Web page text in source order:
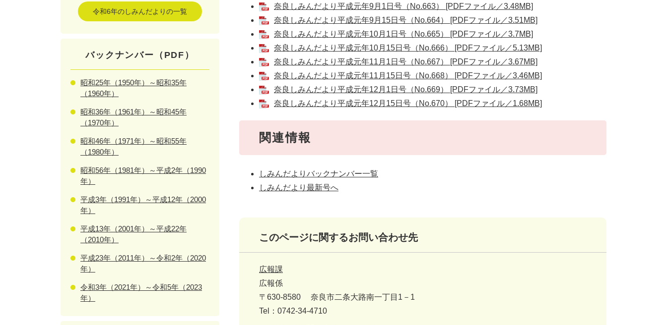
奈良しみんだより平成元年9月1日号（No.663） [PDFファイル／3.48MB]
奈良しみんだより平成元年9月15日号（No.664） [PDFファイル／3.51MB]
奈良しみんだより平成元年10月1日号（No.665） [PDFファイル／3.7MB]
奈良しみんだより平成元年10月15日号（No.666） [PDFファイル／5.13MB]
奈良しみんだより平成元年11月1日号（No.667） [PDFファイル／3.67MB]
奈良しみんだより平成元年11月15日号（No.668） [PDFファイル／3.46MB]
奈良しみんだより平成元年12月1日号（No.669） [PDFファイル／3.73MB]
奈良しみんだより平成元年12月15日号（No.670） [PDFファイル／1.68MB]
関連情報
しみんだよりバックナンバー一覧
しみんだより最新号へ
このページに関するお問い合わせ先
広報課
広報係
〒630-8580
奈良市二条大路南一丁目1－1
Tel：0742-34-4710
令和6年のしみんだよりの一覧
バックナンバー（PDF）
昭和25年（1950年）～昭和35年
（1960年）
昭和36年（1961年）～昭和45年
（1970年）
昭和46年（1971年）～昭和55年
（1980年）
昭和56年（1981年）～平成2年（1990
年）
平成3年（1991年）～平成12年（2000
年）
平成13年（2001年）～平成22年
（2010年）
平成23年（2011年）～令和2年（2020
年）
令和3年（2021年）～令和5年（2023
年）